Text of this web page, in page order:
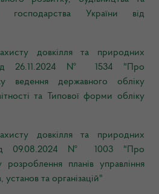
господарства України від
довкілля та природних
26.11.2024 № 1534 "Про
ведення державного обліку
та Типової форми обліку
довкілля та природних
09.08.2024 № 1003 "Про
планів управління
та організацій"